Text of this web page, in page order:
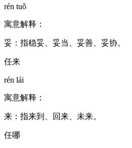
rén tuǒ
寓意解释：
妥：指稳妥、妥当、妥善、妥协。
任来
rén lái
寓意解释：
来：指来到、回来、未来。
任哪